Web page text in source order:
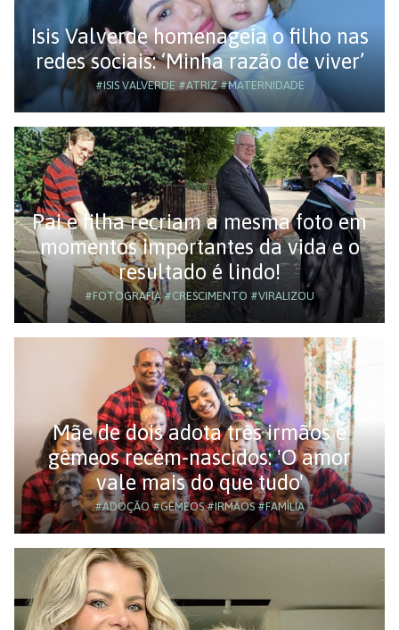
Isis Valverde homenageia o filho nas
redes sociais: ‘Minha razão de viver’
#ISIS VALVERDE #ATRIZ#MATERNIDADE
Pai e filha recriam a mesma foto em
momentos importantes da vida e o
resultado é lindo!
#FOTOGRAFIA#CRESCIMENTO #VIRALIZOU
Mãe de dois adota três irmãos e
gêmeos recém-nascidos: 'O amor
vale mais do que tudo'
#ADOÇÃO#GÊMEOS#IRMÃOS#FAMÍLIA